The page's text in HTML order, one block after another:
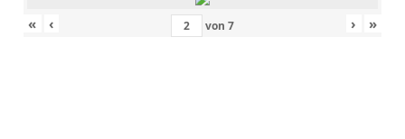
« ‹ von 7 › »